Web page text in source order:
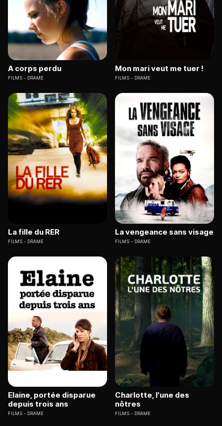
A corps perdu
FILMS DRAME
Mon mari veut me tuer !
FILMS DRAME
La fille du RER
FILMS DRAME
La vengeance sans visage
FILMS DRAME
Elaine, portée disparue
depuis trois ans
FILMS DRAME
Charlotte, l'une des
nôtres
FILMS DRAME